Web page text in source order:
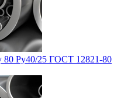
80 Ру40/25 ГОСТ 12821-80